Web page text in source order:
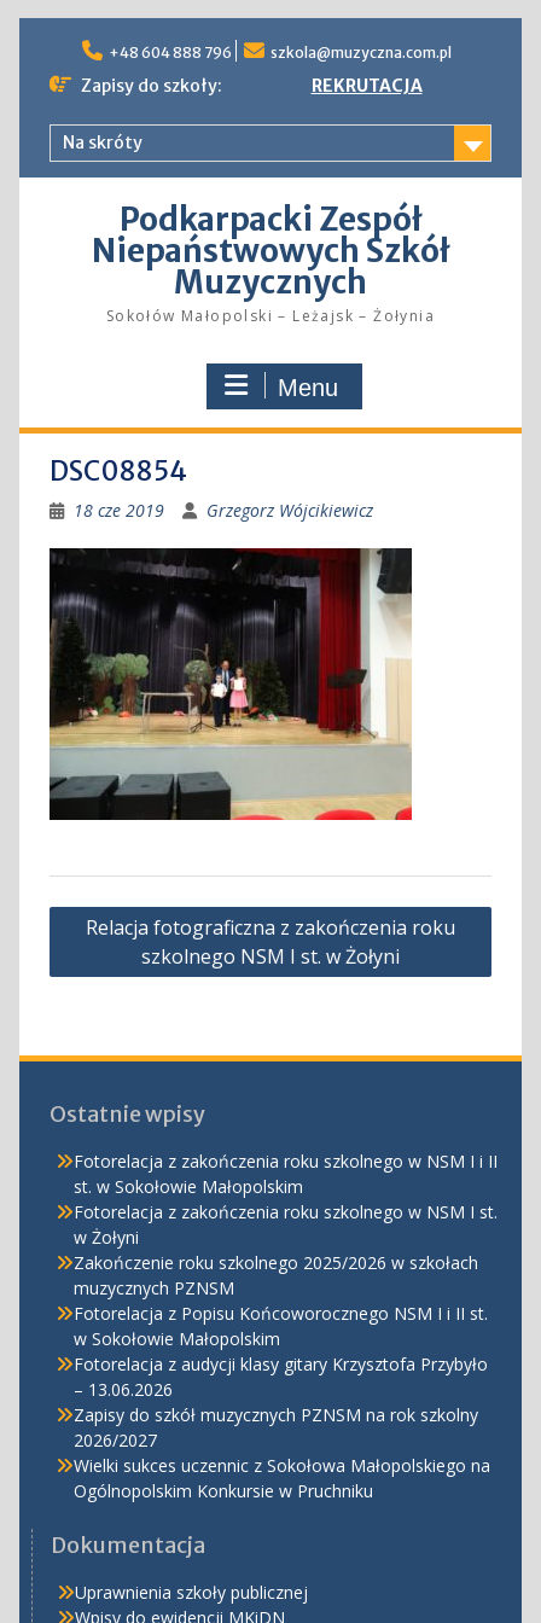
content
+48 604 888 796 szkola@muzyczna.com.pl
Zapisy do szkoły: REKRUTACJA
Na skróty
Podkarpacki Zespół
Niepaństwowych Szkół
Muzycznych
Sokołów Małopolski – Leżajsk – Żołynia
Menu
DSC08854
18 cze 2019 Grzegorz Wójcikiewicz
Nawigacja
Relacja fotograficzna z zakończenia roku
szkolnego NSM I st. w Żołyni
Ostatnie wpisy
Fotorelacja z zakończenia roku szkolnego w NSM I i II
st. w Sokołowie Małopolskim
Fotorelacja z zakończenia roku szkolnego w NSM I st.
w Żołyni
Zakończenie roku szkolnego 2025/2026 w szkołach
muzycznych PZNSM
Fotorelacja z Popisu Końcoworocznego NSM I i II st.
w Sokołowie Małopolskim
Fotorelacja z audycji klasy gitary Krzysztofa Przybyło
– 13.06.2026
Zapisy do szkół muzycznych PZNSM na rok szkolny
2026/2027
Wielki sukces uczennic z Sokołowa Małopolskiego na
Ogólnopolskim Konkursie w Pruchniku
Dokumentacja
Uprawnienia szkoły publicznej
Wpisy do ewidencji MKiDN